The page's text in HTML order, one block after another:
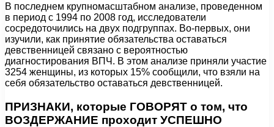
В последнем крупномасштабном анализе, проведенном
в период с 1994 по 2008 год, исследователи
сосредоточились на двух подгруппах. Во-первых, они
изучили, как принятие обязательства оставаться
девственницей связано с вероятностью
диагностирования ВПЧ. В этом анализе приняли участие
3254 женщины, из которых 15% сообщили, что взяли на
себя обязательство оставаться девственницей.
ПРИЗНАКИ, которые ГОВОРЯТ о том, что
ВОЗДЕРЖАНИЕ проходит УСПЕШНО